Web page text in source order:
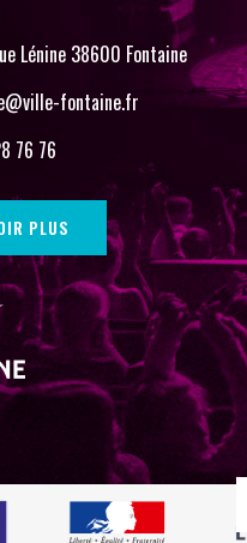
Lénine 38600 Fontaine
fontaine.fr
76 76
PLUS